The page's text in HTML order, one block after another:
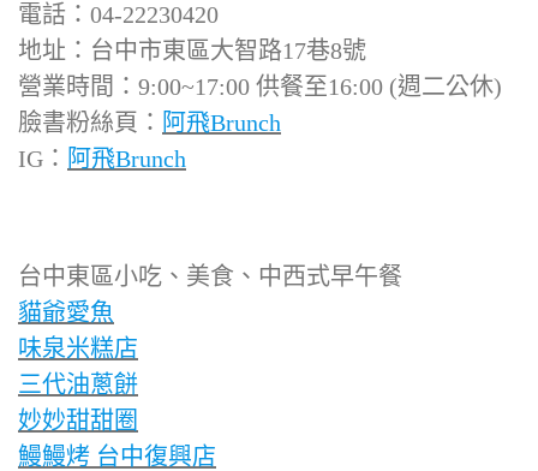
電話：04-22230420
地址：台中市東區大智路17巷8號
營業時間：9:00~17:00 供餐至16:00 (週二公休)
臉書粉絲頁： 阿飛Brunch
IG： 阿飛Brunch
台中東區小吃、美食、中西式早午餐
貓爺愛魚
味泉米糕店
三代油蔥餅
妙妙甜甜圈
鰻鰻烤 台中復興店